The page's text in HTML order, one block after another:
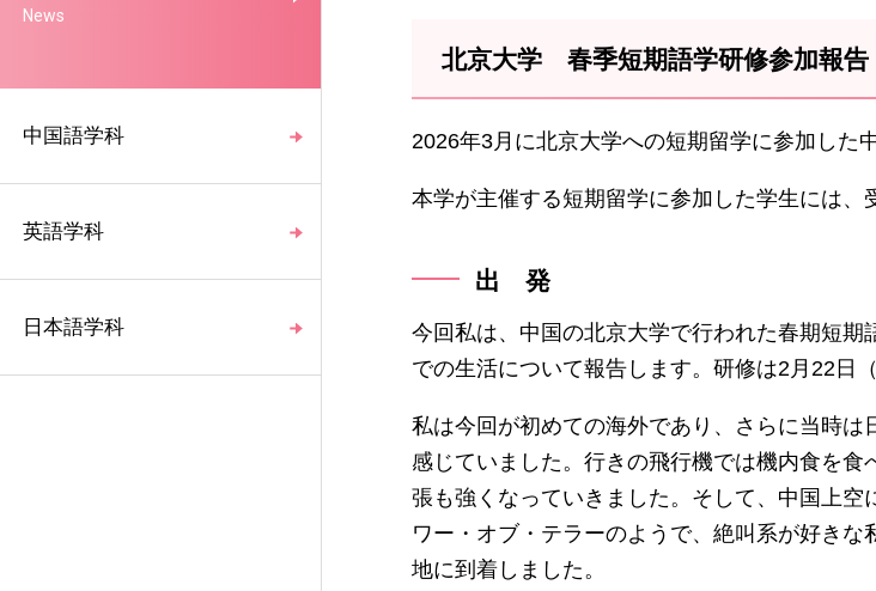
News
中国語学科
英語学科
日本語学科
北京大学 春季短期語学研修参加報告
2026年3月に北京大学への短期留学に参加した
本学が主催する短期留学に参加した学生には、
出 発
今回私は、中国の北京大学で行われた春期短
での生活について報告します。研修は2月22日
私は今回が初めての海外であり、さらに当時
感じていました。行きの飛行機では機内食を
張も強くなっていきました。そして、中国上
ワー・オブ・テラーのようで、絶叫系が好き
地に到着しました。